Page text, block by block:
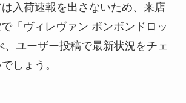
入荷速報を出さないため、来店
「ヴィレヴァン ボンボンドロッ
、ユーザー投稿で最新状況をチェ
しょう。